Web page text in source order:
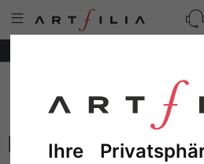
Ihre
ROBERT